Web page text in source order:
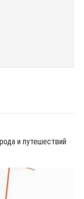
и путешествий